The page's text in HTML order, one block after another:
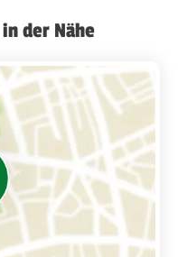
der Nähe